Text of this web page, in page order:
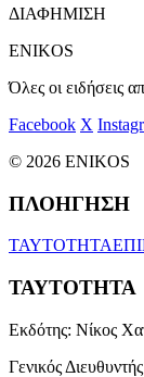
ΔΙΑΦΗΜΙΣΗ
ENIKOS
Όλες οι ειδήσεις
Facebook X
© 2026 ENIKOS
ΠΛΟΗΓΗΣΗ
ΤΑΥΤΟΤΗΤΑ
ΤΑΥΤΟΤΗΤΑ
Εκδότης: Νίκος
Γενικός